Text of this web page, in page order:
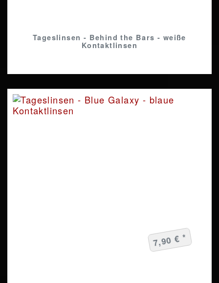
Tageslinsen - Behind the Bars - weiße
Kontaktlinsen
7,90 € *